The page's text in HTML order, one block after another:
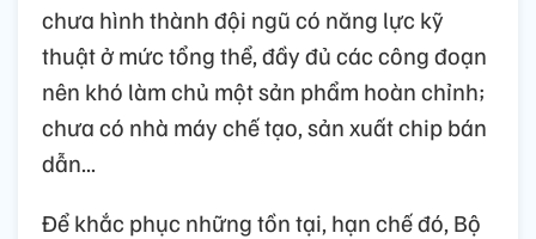
chưa hình thành đội ngũ có năng lực kỹ
thuật ở mức tổng thể, đầy đủ các công đoạn
nên khó làm chủ một sản phẩm hoàn chỉnh;
chưa có nhà máy chế tạo, sản xuất chip bán
dẫn...
Để khắc phục những tồn tại, hạn chế đó, Bộ